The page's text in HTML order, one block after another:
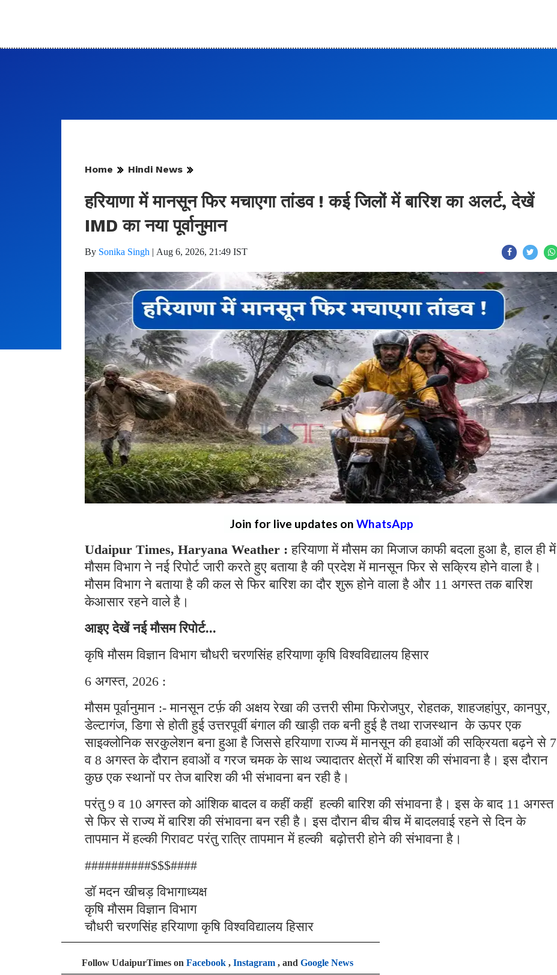
Home Hindi News
हरियाणा में मानसून फिर मचाएगा तांडव ! कई जिलों में बारिश का अलर्ट, देखें
IMD का नया पूर्वानुमान
By Sonika Singh | Aug 6, 2026, 21:49 IST
Join for live updates on WhatsApp
Udaipur Times, Haryana Weather :हरियाणा में मौसम का मिजाज काफी बदला हुआ है, हाल ही में
मौसम विभाग ने नई रिपोर्ट जारी करते हुए बताया है की प्रदेश में मानसून फिर से सक्रिय होने वाला है।
मौसम विभाग ने बताया है की कल से फिर बारिश का दौर शुरू होने वाला है और 11 अगस्त तक बारिश
केआसार रहने वाले है।
आइए देखें नई मौसम रिपोर्ट...
कृषि मौसम विज्ञान विभाग चौधरी चरणसिंह हरियाणा कृषि विश्वविद्यालय हिसार
6 अगस्त, 2026 :
मौसम पूर्वानुमान :- मानसून टर्फ़ की अक्षय रेखा की उत्तरी सीमा फिरोजपुर, रोहतक, शाहजहांपुर, कानपुर,
डेल्टागंज, डिगा से होती हुई उत्तरपूर्वी बंगाल की खाड़ी तक बनी हुई है तथा राजस्थान के ऊपर एक
साइक्लोनिक सरकुलेशन बना हुआ है जिससे हरियाणा राज्य में मानसून की हवाओं की सक्रियता बढ़ने से 7
व 8 अगस्त के दौरान हवाओं व गरज चमक के साथ ज्यादातर क्षेत्रों में बारिश की संभावना है। इस दौरान
कुछ एक स्थानों पर तेज बारिश की भी संभावना बन रही है।
परंतु 9 व 10 अगस्त को आंशिक बादल व कहीं कहीं हल्की बारिश की संभावना है। इस के बाद 11 अगस्त
से फिर से राज्य में बारिश की संभावना बन रही है। इस दौरान बीच बीच में बादलवाई रहने से दिन के
तापमान में हल्की गिरावट परंतु रात्रि तापमान में हल्की बढ़ोत्तरी होने की संभावना है।
##########$$$####
डॉ मदन खीचड़ विभागाध्यक्ष
कृषि मौसम विज्ञान विभाग
चौधरी चरणसिंह हरियाणा कृषि विश्वविद्यालय हिसार
Follow UdaipurTimes on Facebook , Instagram , and Google News